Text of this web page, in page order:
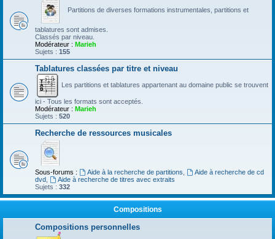
Partitions de diverses formations instrumentales, partitions et
tablatures sont admises.
Classés par niveau.
Modérateur : Marieh
Sujets : 155
Tablatures classées par titre et niveau
Les partitions et tablatures appartenant au domaine public se trouvent
ici - Tous les formats sont acceptés.
Modérateur : Marieh
Sujets : 520
Recherche de ressources musicales
Sous-forums : Aide à la recherche de partitions
Aide à recherche de cd
dvd
Aide à recherche de titres avec extraits
Sujets : 332
Compositions
Compositions personnelles